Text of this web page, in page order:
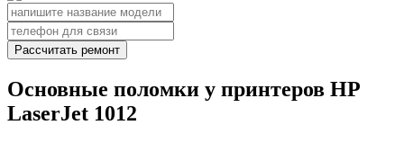
Рассчитать ремонт
Основные поломки у принтеров HP
LaserJet 1012